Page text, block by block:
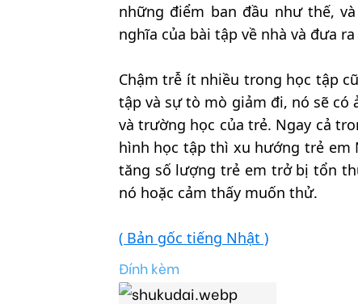
những điểm ban đầu như thế,
nghĩa của bài tập về nhà và đưa
Chậm trễ ít nhiều trong học tập
tập và sự tò mò giảm đi, nó sẽ có
và trường học của trẻ. Ngay cả
hình học tập thì xu hướng trẻ em
tăng số lượng trẻ em trở bị tổn
nó hoặc cảm thấy muốn thử.
( Bản gốc tiếng Nhật )
Đính kèm